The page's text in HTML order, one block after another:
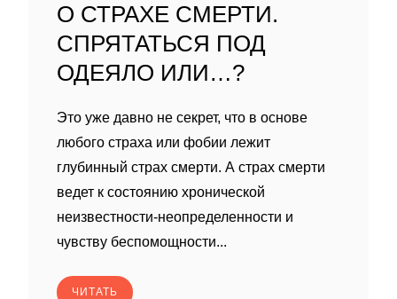
О СТРАХЕ СМЕРТИ.
СПРЯТАТЬСЯ ПОД
ОДЕЯЛО ИЛИ…?
Это уже давно не секрет, что в основе
любого страха или фобии лежит
глубинный страх смерти. А страх смерти
ведет к состоянию хронической
неизвестности-неопределенности и
чувству беспомощности...
ЧИТАТЬ